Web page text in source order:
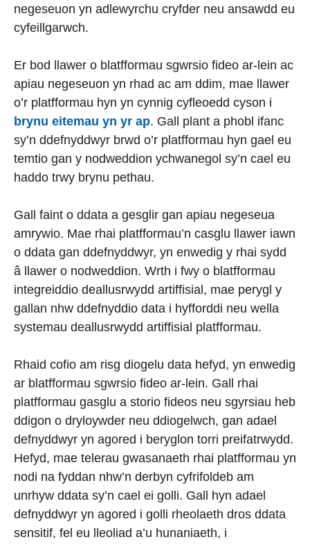
negeseuon yn adlewyrchu cryfder neu ansawdd eu
cyfeillgarwch.
Er bod llawer o blatfformau sgwrsio fideo ar-lein ac
apiau negeseuon yn rhad ac am ddim, mae llawer
o’r platfformau hyn yn cynnig cyfleoedd cyson i
brynu eitemau yn yr ap. Gall plant a phobl ifanc
sy’n ddefnyddwyr brwd o’r platfformau hyn gael eu
temtio gan y nodweddion ychwanegol sy’n cael eu
haddo trwy brynu pethau.
Gall faint o ddata a gesglir gan apiau negeseua
amrywio. Mae rhai platfformau’n casglu llawer iawn
o ddata gan ddefnyddwyr, yn enwedig y rhai sydd
â llawer o nodweddion. Wrth i fwy o blatfformau
integreiddio deallusrwydd artiffisial, mae perygl y
gallan nhw ddefnyddio data i hyfforddi neu wella
systemau deallusrwydd artiffisial platfformau.
Rhaid cofio am risg diogelu data hefyd, yn enwedig
ar blatfformau sgwrsio fideo ar-lein. Gall rhai
platfformau gasglu a storio fideos neu sgyrsiau heb
ddigon o dryloywder neu ddiogelwch, gan adael
defnyddwyr yn agored i beryglon torri preifatrwydd.
Hefyd, mae telerau gwasanaeth rhai platfformau yn
nodi na fyddan nhw’n derbyn cyfrifoldeb am
unrhyw ddata sy’n cael ei golli. Gall hyn adael
defnyddwyr yn agored i golli rheolaeth dros ddata
sensitif, fel eu lleoliad a’u hunaniaeth, i